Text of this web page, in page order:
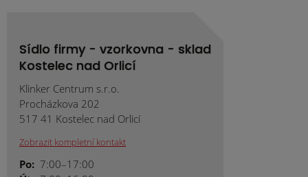
Sídlo firmy - vzorkovna - sklad
Kostelec nad Orlicí
Klinker Centrum s.r.o.
Procházkova 202
517 41 Kostelec nad Orlicí
Zobrazit kompletní kontakt
Po: 7:00–17:00